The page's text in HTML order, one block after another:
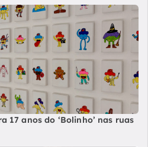
17 anos do ‘Bolinho’ nas ruas